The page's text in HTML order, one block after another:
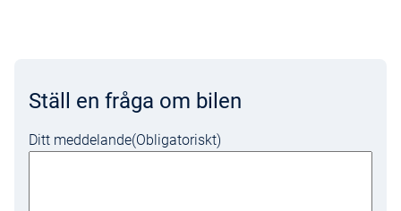
Ställ en fråga om bilen
Ditt meddelande(Obligatoriskt)